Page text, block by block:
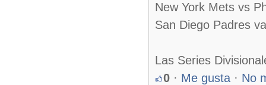
New York Mets vs
San Diego Padres
Las Series
0 · Me gusta · No